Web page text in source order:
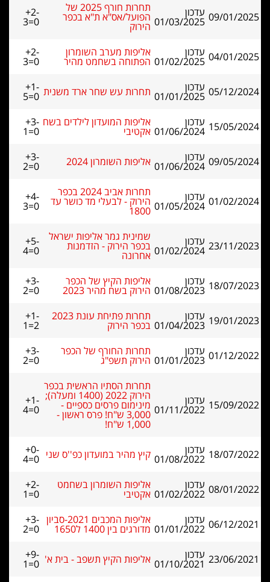
09/01/2025 עדכון
01/03/2025
תחרות חורף 2025 של
הפועל/אס"א ת"א בכפר
הירוק
+2-
3=0
04/01/2025 עדכון
01/02/2025
אליפות מערב השומרון
הפתוחה בשחמט מהיר
+2-
3=0
05/12/2024 עדכון
01/01/2025 תחרות עש שחר ארד משנית +1-
5=0
15/05/2024 עדכון
01/06/2024
אליפות המועדון לילדים בשח
אקטיבי
+3-
1=0
09/05/2024 עדכון
01/06/2024 אליפות השומרון 2024 +3-
2=0
01/02/2024 עדכון
01/05/2024
תחרות אביב 2024 בכפר
הירוק - לבעלי מד כושר עד
1800
+4-
3=0
23/11/2023 עדכון
01/02/2024
שמינית גמר אליפות ישראל
בכפר הירוק - הזדמנות
אחרונה
+5-
4=0
18/07/2023 עדכון
01/08/2023
אליפות הקיץ של הכפר
הירוק בשח מהיר 2023
+3-
2=0
19/01/2023 עדכון
01/04/2023
תחרות פתיחת עונת 2023
בכפר הירוק
+1-
1=2
01/12/2022 עדכון
01/01/2023
תחרות החורף של הכפר
הירוק תשפ"ג
+3-
2=0
15/09/2022 עדכון
01/11/2022
תחרות הסתיו הראשית בכפר
הירוק 2022 (1400 ומעלה);
מינימום פרסים כספיים -
3,000 ש"ח! פרס ראשון -
1,000 ש"ח!
+1-
4=0
18/07/2022 עדכון
01/08/2022 קיץ מהיר במועדון כפ''ס שני +0-
4=0
08/01/2022 עדכון
01/02/2022
אליפות השומרון בשחמט
אקטיבי
+2-
1=0
06/12/2021 עדכון
01/01/2022
אליפות המכבים 2021-סביון
מדורגים בין 1400 ל1650
+3-
2=0
23/06/2021 עדכון
01/10/2021 אליפות הקיץ תשפב - בית א' +9-
1=0